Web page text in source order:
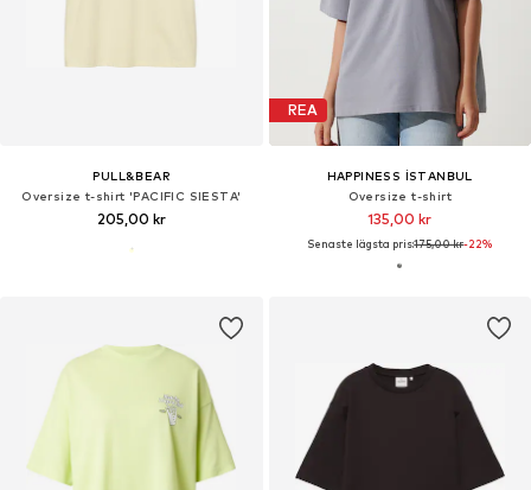
PULL&BEAR
Oversize t-shirt 'PACIFIC SIESTA'
205,00 kr
REA
HAPPINESS İSTANBUL
Oversize t-shirt
135,00 kr
Senaste lägsta pris:175,00 kr-22%